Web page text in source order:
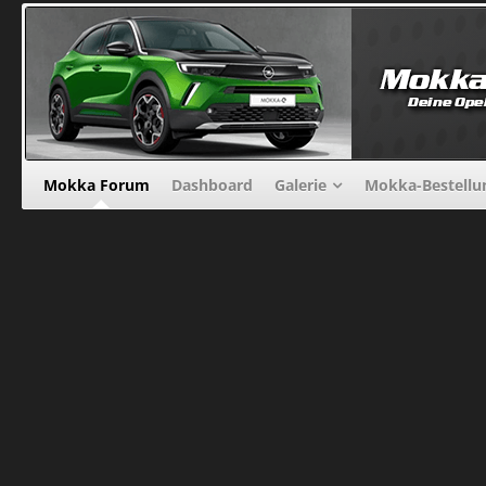
Mokka Forum Dashboard Galerie Mokka-